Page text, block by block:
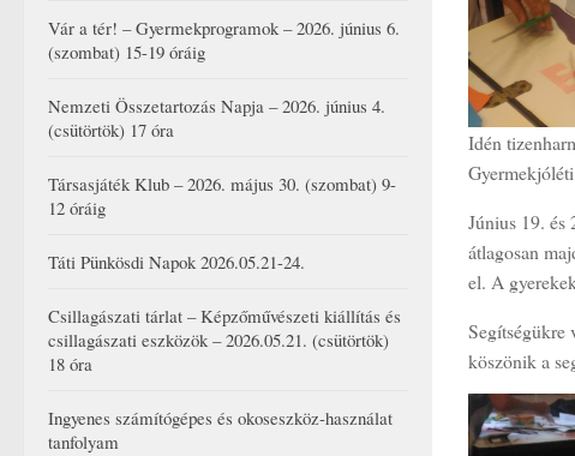
Idén
Június 19. és
átlagosan
el. A
Segítségükre
köszönik a
Vár a tér! – Gyermekprogramok – 2026. június 6.
(szombat) 15-19 óráig
Nemzeti Összetartozás Napja – 2026. június 4.
(csütörtök) 17 óra
Társasjáték Klub – 2026. május 30. (szombat) 9-
12 óráig
Táti Pünkösdi Napok 2026.05.21-24.
Csillagászati tárlat – Képzőművészeti kiállítás és
csillagászati eszközök – 2026.05.21. (csütörtök)
18 óra
Ingyenes számítógépes és okoseszköz-használat
tanfolyam